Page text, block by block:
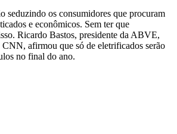
seduzindo os consumidores que procuram
e econômicos. Sem ter que
Ricardo Bastos, presidente da ABVE,
CNN, afirmou que só de eletrificados serão
no final do ano.